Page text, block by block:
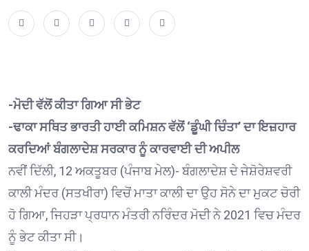
-ਮੋਦੀ ਵੱਲੋਂ ਕੀਤਾ ਗਿਆ ਸੀ ਭੇਟ
-ਢਾਕਾ ਸਥਿਤ ਭਾਰਤੀ ਹਾਈ ਕਮਿਸ਼ਨ ਵੱਲੋਂ ‘ਡੂੰਘੀ ਚਿੰਤਾ’ ਦਾ ਇਜ਼ਹਾਰ
ਕਰਦਿਆਂ ਬੰਗਲਾਦੇਸ਼ ਸਰਕਾਰ ਨੂੰ ਕਾਰਵਾਈ ਦੀ ਅਪੀਲ
ਨਵੀਂ ਦਿੱਲੀ, 12 ਅਕਤੂਬਰ (ਪੰਜਾਬ ਮੇਲ)- ਬੰਗਲਾਦੇਸ਼ ਦੇ ਜੇਸ਼ੋਰੇਸ਼ਵਰੀ
ਕਾਲੀ ਮੰਦਰ (ਸਤਖੀਰਾ) ਵਿਚੋਂ ਮਾਤਾ ਕਾਲੀ ਦਾ ਉਹ ਸੋਨੇ ਦਾ ਮੁਕਟ ਚੋਰੀ
ਹੋ ਗਿਆ, ਜਿਹੜਾ ਪ੍ਰਧਾਨ ਮੰਤਰੀ ਨਰਿੰਦਰ ਮੋਦੀ ਨੇ 2021 ਵਿਚ ਮੰਦਰ
ਨੂੰ ਭੇਟ ਕੀਤਾ ਸੀ।